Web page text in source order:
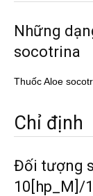
Những
socotrina
Thuốc Aloe
Chỉ định
Đối tượng
10[hp_M]/1